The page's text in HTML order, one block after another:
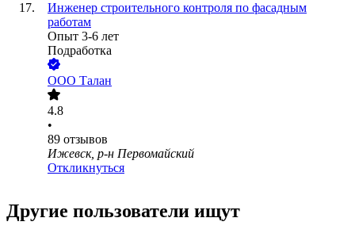
Инженер строительного контроля по фасадным
работам
Опыт 3-6 лет
Подработка
ООО Талан
4.8
•
89 отзывов
Ижевск, р-н Первомайский
Откликнуться
Другие пользователи ищут